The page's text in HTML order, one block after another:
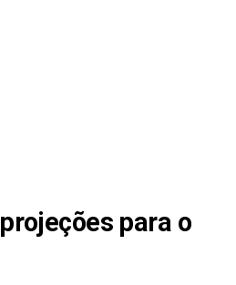
para o